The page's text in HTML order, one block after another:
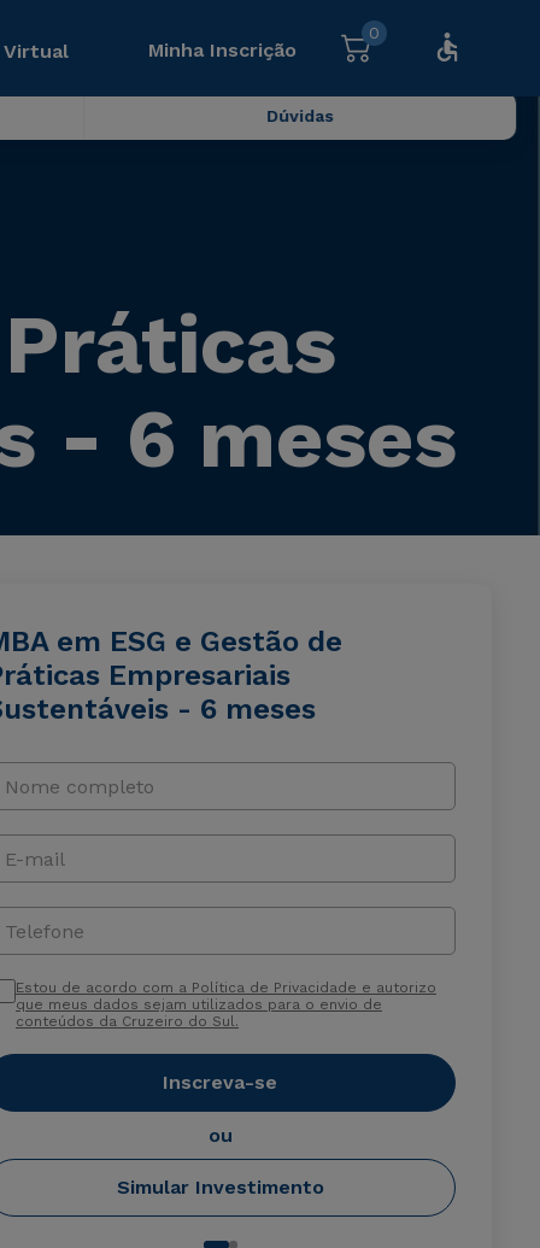
Virtual Minha Inscrição
0
Dúvidas
- 6 meses
em ESG e Gestão de
Empresariais
- 6 meses
Nome completo
E-mail
Telefone
Estou de acordo com a Política de Privacidade e autorizo
que meus dados sejam utilizados para o envio de
conteúdos da Cruzeiro do Sul.
Inscreva-se
ou
Simular Investimento